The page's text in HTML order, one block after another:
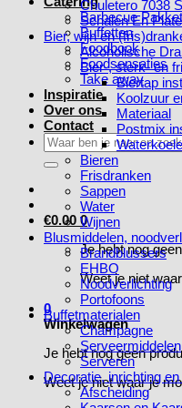
Barbecue
Buffetten
Foodbook
Foodsensaties
Take away
Inspiratie
Over ons
Contact
Zoeken
naar:
€0.00 0
Je hebt nog
Weet je niet
0
Winkelwagen
Je hebt nog geen
Weet je niet waar je
Chuletero 7038
Schalen En
Bier, wijn en
Alcoholische
Bier-, sterk- en
Biertap
Koolzuur
Materiaal
Postmix
Bieren
Frisdranken
Sappen
Water
Wijnen
Blusmiddelen,
Brandblussers
EHBO
Noodverlichting
Portofoons
Buffetmaterialen
Champagne
Serveermiddelen
Serveren
Decoratie, inrichting
Afscheiding